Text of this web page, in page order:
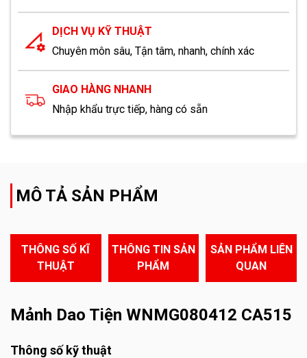
DỊCH VỤ KỸ THUẬT
Chuyên môn sâu, Tận tâm, nhanh, chính xác
GIAO HÀNG NHANH
Nhập khẩu trực tiếp, hàng có sẵn
MÔ TẢ SẢN PHẨM
THÔNG SỐ KĨ
THUẬT
THÔNG TIN SẢN
PHẨM
SẢN PHẨM LIÊN
QUAN
Mảnh Dao Tiện WNMG080412 CA515
Thông số kỹ thuật